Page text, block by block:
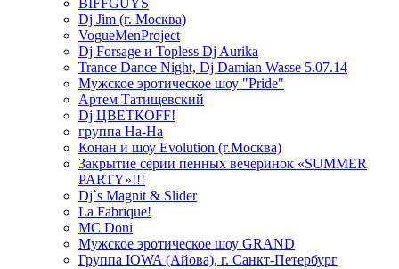
BIFFGUYS
Dj Jim (г. Москва)
VogueMenProject
Dj Forsage и Topless Dj Aurika
Trance Dance Night, Dj Damian Wasse 5.07.14
Мужское эротическое шоу "Pride"
Артем Татищевский
Dj ЦВЕТКOFF!
группа На-На
Конан и шоу Evolution (г.Москва)
Закрытие серии пенных вечеринок «SUMMER
PARTY»!!!
Dj`s Magnit & Slider
La Fabrique!
MC Doni
Мужское эротическое шоу GRAND
Группа IOWA (Айова), г. Санкт-Петербург